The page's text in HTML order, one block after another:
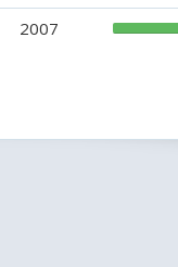
2007